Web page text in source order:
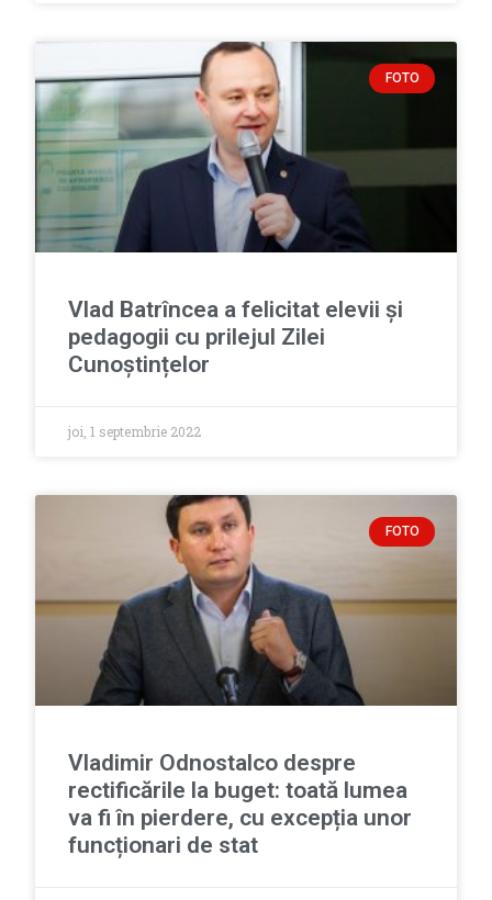
FOTO
Vlad Batrîncea a felicitat elevii și
pedagogii cu prilejul Zilei
Cunoștințelor
joi, 1 septembrie 2022
FOTO
Vladimir Odnostalco despre
rectificările la buget: toată lumea
va fi în pierdere, cu excepția unor
funcționari de stat